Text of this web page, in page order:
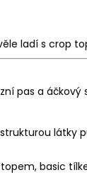
ladí s crop
pas a
látky
basic